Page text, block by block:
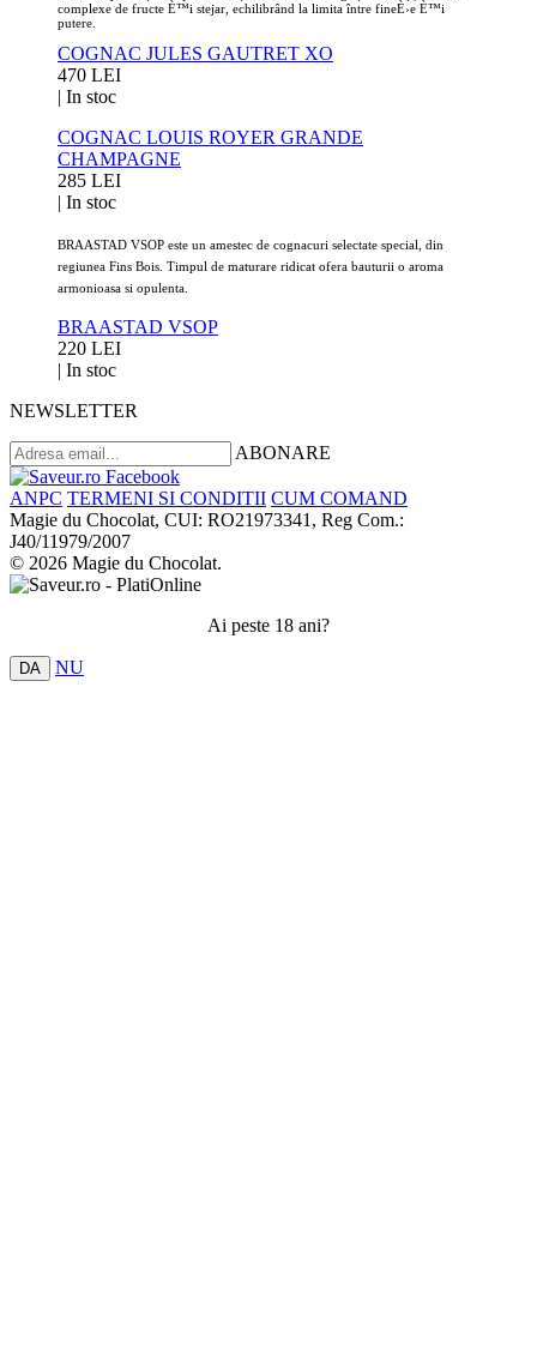
complexe de fructe È™i stejar, echilibrând la limita între fineÈ›e È™i
putere.
COGNAC JULES GAUTRET XO
470 LEI
| In stoc
COGNAC LOUIS ROYER GRANDE
CHAMPAGNE
285 LEI
| In stoc
BRAASTAD VSOP este un amestec de cognacuri selectate special, din
regiunea Fins Bois. Timpul de maturare ridicat ofera bauturii o aroma
armonioasa si opulenta.
BRAASTAD VSOP
220 LEI
| In stoc
NEWSLETTER
ABONARE
ANPC TERMENI SI CONDITII CUM COMAND
Magie du Chocolat, CUI: RO21973341, Reg Com.:
J40/11979/2007
© 2026 Magie du Chocolat.
Ai peste 18 ani?
DA NU